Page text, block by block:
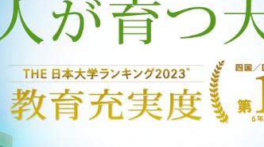
人が育つ大学 ー高知工科大学の教育
CLICK HERE